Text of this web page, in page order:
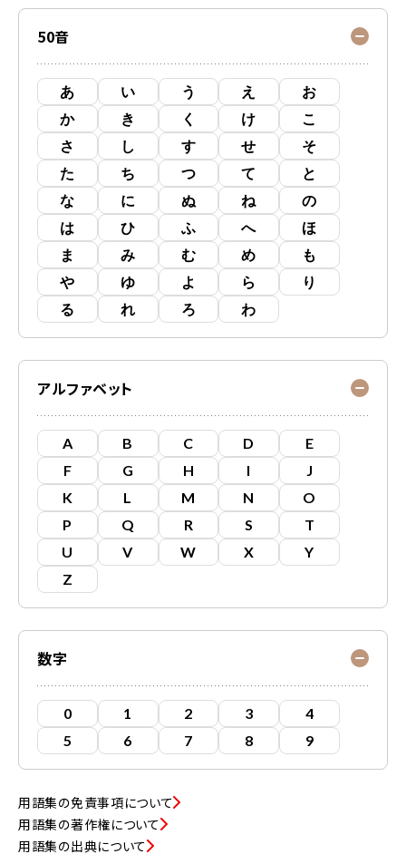
50音
あ い う え
お
か
き く け
こ
さ
し す せ
そ
た
ち つ て
と
な
に ぬ ね
の
は
ひ ふ へ
ほ
ま
み む め
も
や
ゆ よ ら
り
る
れ ろ わ
アルファベット
A B C D
E
F
G H I
J
K
L M N
O
P
Q R S
T
U
V W X
Y
Z
数字
0 1 2 3
4
5
6 7 8 9
用語集の免責事項について
用語集の著作権について
用語集の出典について